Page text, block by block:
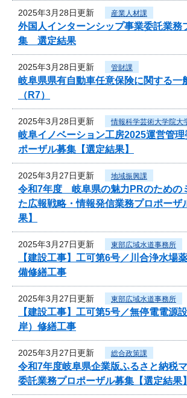
2025年3月28日更新 産業人材課
外国人インターンシップ事業委託業務
集 選定結果
2025年3月28日更新 管財課
岐阜県県有自動車任意保険に関する一
（R7）
2025年3月28日更新 情報科学芸術大学院大
岐阜イノベーション工房2025運営管理
ポーザル募集【選定結果】
2025年3月27日更新 地域振興課
令和7年度 岐阜県の魅力PRのための
た広報戦略・情報発信業務プロポーザ
果】
2025年3月27日更新 東部広域水道事務所
【建設工事】工可第6号／川合浄水場
備修繕工事
2025年3月27日更新 東部広域水道事務所
【建設工事】工可第5号／無停電電源
岸）修繕工事
2025年3月27日更新 総合政策課
令和7年度岐阜県企業版ふるさと納税
委託業務プロポーザル募集【選定結果】